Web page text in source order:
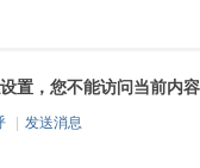
置，您不能访问当前内容
发送消息